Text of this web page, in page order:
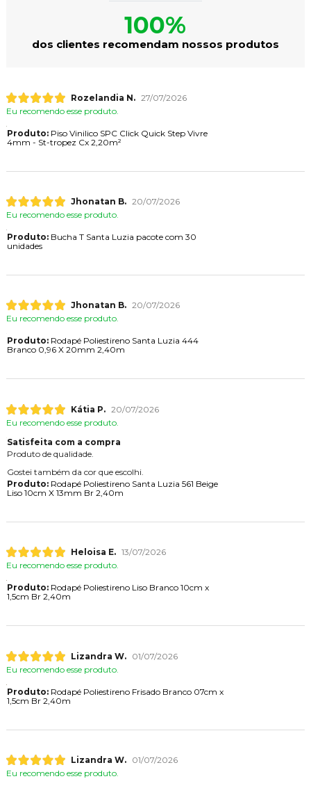
100%
dos clientes recomendam nossos produtos
Rozelandia N. 27/07/2026
Eu recomendo esse produto.
Produto:Piso Vinilico SPC Click Quick Step Vivre
4mm - St-tropez Cx 2,20m²
Jhonatan B. 20/07/2026
Eu recomendo esse produto.
Produto:Bucha T Santa Luzia pacote com 30
unidades
Jhonatan B. 20/07/2026
Eu recomendo esse produto.
Produto:Rodapé Poliestireno Santa Luzia 444
Branco 0,96 X 20mm 2,40m
Kátia P. 20/07/2026
Eu recomendo esse produto.
Satisfeita com a compra
Produto de qualidade.
Gostei também da cor que escolhi.
Produto:Rodapé Poliestireno Santa Luzia 561 Beige
Liso 10cm X 13mm Br 2,40m
Heloisa E. 13/07/2026
Eu recomendo esse produto.
Produto:Rodapé Poliestireno Liso Branco 10cm x
1,5cm Br 2,40m
Lizandra W.
01/07/2026
Eu recomendo esse produto.
Produto:Rodapé Poliestireno Frisado Branco 07cm x
1,5cm Br 2,40m
Lizandra W.
01/07/2026
Eu recomendo esse produto.